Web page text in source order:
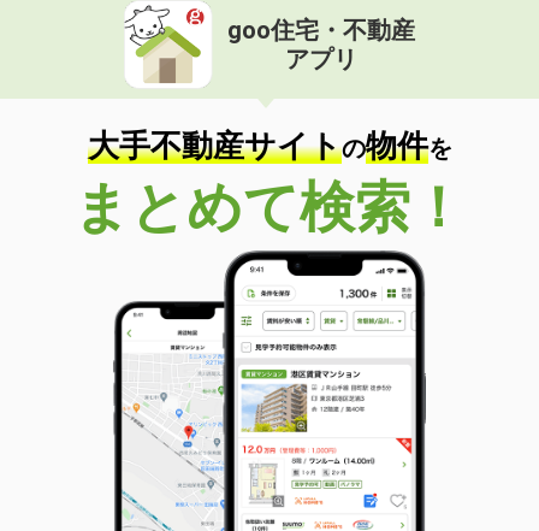
goo住宅・不動産
アプリ
大手不動産サイトの物件を
まとめて検索！